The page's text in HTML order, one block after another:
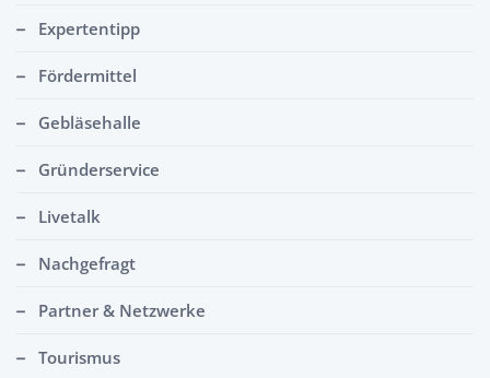
Expertentipp
Fördermittel
Gebläsehalle
Gründerservice
Livetalk
Nachgefragt
Partner & Netzwerke
Tourismus